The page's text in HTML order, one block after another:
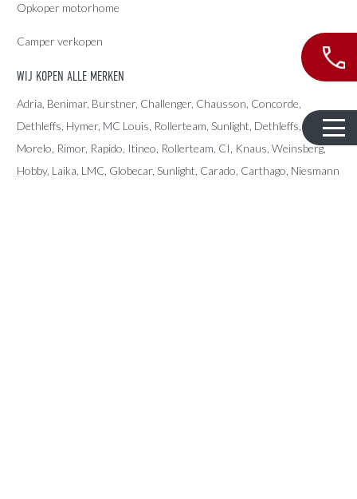
Opkoper motorhome
Camper verkopen
WIJ KOPEN ALLE MERKEN
Adria , Benimar, Burstner, Challenger, Chausson, Concorde,
Dethleffs Hymer, MC Louis , Rollerteam, Sunlight, Dethleffs,
Morelo, Rimor, Rapido, Itineo, Rollerteam, CI, Knaus, Weinsberg,
Hobby, Laika, LMC, Globecar, Sunlight, Carado, Carthago, Niesmann